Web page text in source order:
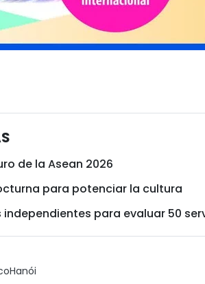
de la Asean 2026
para potenciar la cultura
para evaluar 50
Hanói